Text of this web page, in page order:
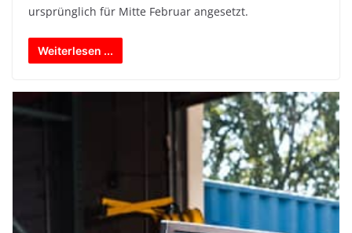
ursprünglich für Mitte Februar angesetzt.
Weiterlesen ...